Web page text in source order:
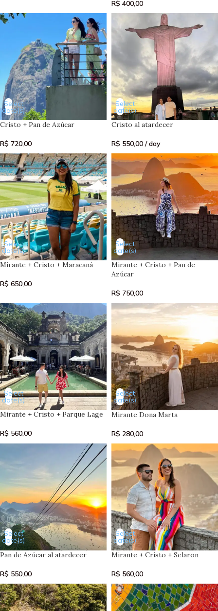
R$ 400,00
Select
date(s)
Cristo + Pan de Azúcar
R$ 720,00
Select
date(s)
Cristo al atardecer
R$ 550,00 / day
Select
date(s)
Mirante + Cristo + Maracaná
R$ 650,00
Select
date(s)
Mirante + Cristo + Pan de
Azúcar
R$ 750,00
Select
date(s)
Mirante + Cristo + Parque Lage
R$ 560,00
Select
date(s)
Mirante Dona Marta
R$ 280,00
Select
date(s)
Pan de Azúcar al atardecer
R$ 550,00
Select
date(s)
Mirante + Cristo + Selaron
R$ 560,00